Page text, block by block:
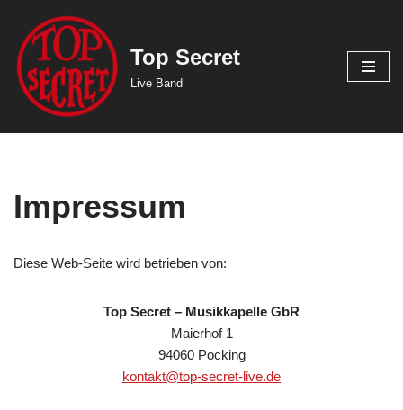
Zum
Inhalt
springen
Top Secret
Live Band
Impressum
Diese Web-Seite wird betrieben von:
Top Secret – Musikkapelle GbR
Maierhof 1
94060 Pocking
kontakt@top-secret-live.de